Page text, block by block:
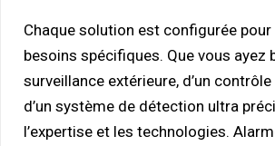
Chaque solution est configurée
besoins spécifiques. Que vous ayez
surveillance extérieure, d’un
d’un système de détection ultra
l’expertise et les technologies.